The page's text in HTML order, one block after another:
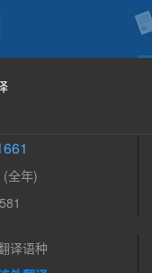
全年)
译语种